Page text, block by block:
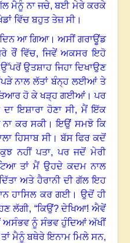
ਮੈਨੂੰ ਨਾ ਜਚੇ,ਬਈ ਮੇਰੇ ਕਰਕੇ
ਵਿੱਚ ਬਹੁਤ ਤੇਜ਼ ਸੀ।
ਦਿਨ ਆ ਗਿਆ। ਅਸੀਂ ਗਰਾਊਂਡ
ਰੌਂ ਵਿੱਚ, ਜਿਵੇਂ ਅਕਸਰ ਇਹੋ
ਉਤਸ਼ਾਹ ਜਿਹਾ ਦਿਖਾਉਣ
ਨਾਲ ਲੱਤਾਂ ਬੰਨ੍ਹ ਲਈਆਂ ਤੇ
ਹੋ ਕੇ ਖੜ੍ਹ ਗਈਆਂ।ਪਰ
ਇਸ਼ਾਰਾ ਹੋਣਾ ਸੀ, ਮੈਂ ਇੱਕ
ਕਰ ਸਕੀ।ਇਉਂ ਸਮਝੋ ਕਿ
ਹਿਸਾਬ ਸੀ।ਬੱਸ ਫਿਰ ਕਦੋਂ
ਨਹੀਂ ਪਤਾ,ਪਰ ਜਦੋਂ ਮੇਰੀ
ਤਾਂ ਮੈਂ ਉਹਦੇ ਕਦਮ ਨਾਲ
ਅਤੇ ਹੈਰਾਨੀ ਦੀ ਗੱਲ ਇਹ
ਹਾਸਿਲ ਕਰ ਗਈ। ਉਦੋਂ ਹੀ
ਲੱਗੀ, “ਕਿਉਂ?ਦੇਖਿਆ! ਐਵੇਂ
ਨੂੰ ਸੰਭਵ ਹੁੰਦਿਆਂ ਅੱਖੀਂ
ਮੈਨੂੰ ਬਥੇਰੇ ਇਨਾਮ ਮਿਲੇ ਸਨ,